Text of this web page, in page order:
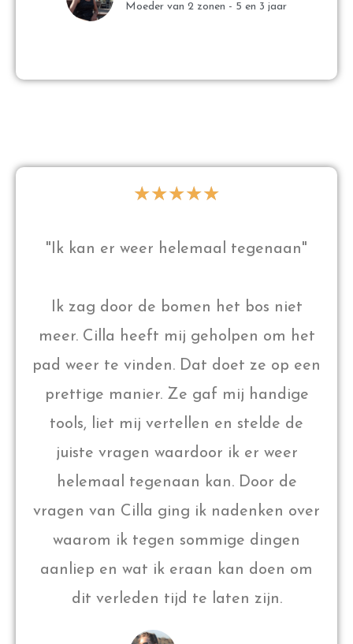
Moeder van 2 zonen - 5 en 3 jaar
★★★★★
"Ik kan er weer helemaal tegenaan"
Ik zag door de bomen het bos niet
meer. Cilla heeft mij geholpen om het
pad weer te vinden. Dat doet ze op een
prettige manier. Ze gaf mij handige
tools, liet mij vertellen en stelde de
juiste vragen waardoor ik er weer
helemaal tegenaan kan. Door de
vragen van Cilla ging ik nadenken over
waarom ik tegen sommige dingen
aanliep en wat ik eraan kan doen om
dit verleden tijd te laten zijn.